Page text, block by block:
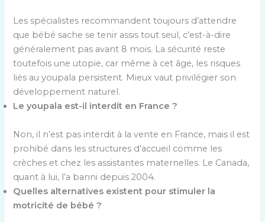
Les spécialistes recommandent toujours d’attendre
que bébé sache se tenir assis tout seul, c’est-à-dire
généralement pas avant 8 mois. La sécurité reste
toutefois une utopie, car même à cet âge, les risques
liés au youpala persistent. Mieux vaut privilégier son
développement naturel.
Le youpala est-il interdit en France ?
Non, il n’est pas interdit à la vente en France, mais il est
prohibé dans les structures d’accueil comme les
crèches et chez les assistantes maternelles. Le Canada,
quant à lui, l’a banni depuis 2004.
Quelles alternatives existent pour stimuler la
motricité de bébé ?